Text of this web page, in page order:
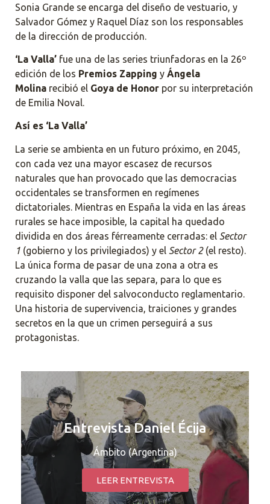
Sonia Grande se encarga del diseño de vestuario, y
Salvador Gómez y Raquel Díaz son los responsables
de la dirección de producción.
‘La Valla’ fue una de las series triunfadoras en la 26º
edición de los Premios Zapping y Ángela
Molina recibió el Goya de Honor por su interpretación
de Emilia Noval.
Así es ‘La Valla’
La serie se ambienta en un futuro próximo, en 2045,
con cada vez una mayor escasez de recursos
naturales que han provocado que las democracias
occidentales se transformen en regímenes
dictatoriales. Mientras en España la vida en las áreas
rurales se hace imposible, la capital ha quedado
dividida en dos áreas férreamente cerradas: el Sector
1 (gobierno y los privilegiados) y el Sector 2(el resto).
La única forma de pasar de una zona a otra es
cruzando la valla que las separa, para lo que es
requisito disponer del salvoconducto reglamentario.
Una historia de supervivencia, traiciones y grandes
secretos en la que un crimen perseguirá a sus
protagonistas.
Entrevista Daniel Écija
Ámbito (Argentina)
LEER ENTREVISTA